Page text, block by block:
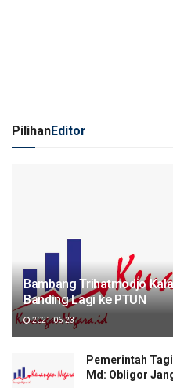
PilihanEditor
Bambang Trihatmodjo
Banding Lagi ke PTUN
2021-06-23
Pemerintah
Md: Obligor